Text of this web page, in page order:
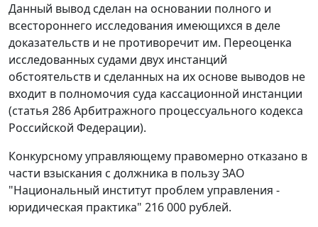
Данный вывод сделан на основании полного и
всестороннего исследования имеющихся в деле
доказательств и не противоречит им. Переоценка
исследованных судами двух инстанций
обстоятельств и сделанных на их основе выводов не
входит в полномочия суда кассационной инстанции
(статья 286Арбитражного процессуального кодекса
Российской Федерации).
Конкурсному управляющему правомерно отказано в
части взыскания с должника в пользу ЗАО
"Национальный институт проблем управления -
юридическая практика" 216 000 рублей.